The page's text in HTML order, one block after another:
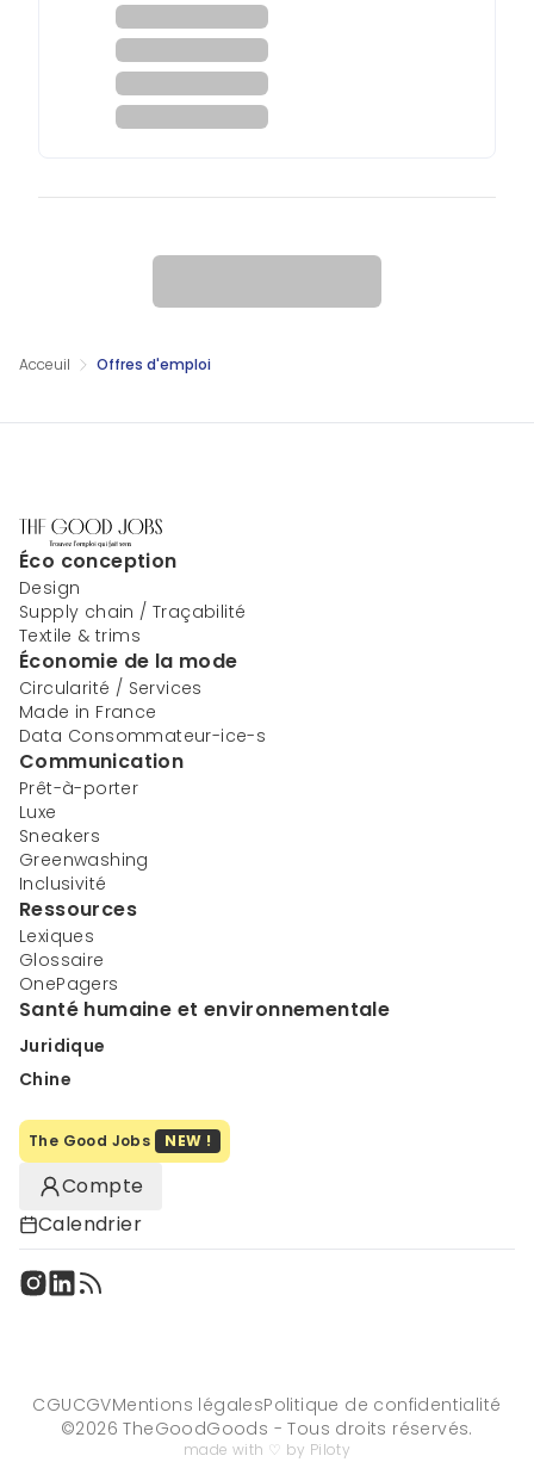
Acceuil Offres d'emploi
Éco conception
Design
Supply chain / Traçabilité
Textile & trims
Économie de la mode
Circularité / Services
Made in France
Data Consommateur-ice-s
Communication
Prêt-à-porter
Luxe
Sneakers
Greenwashing
Inclusivité
Ressources
Lexiques
Glossaire
OnePagers
Santé humaine et environnementale
Juridique
Chine
The Good Jobs NEW !
Compte
Calendrier
CGUCGVMentions légalesPolitique de confidentialité
©2026 TheGoodGoods - Tous droits réservés.
made with ♡ by Piloty